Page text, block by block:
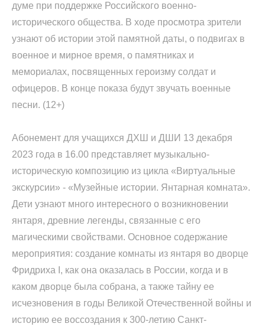
думе при поддержке Российского военно-
исторического общества. В ходе просмотра зрители
узнают об истории этой памятной даты, о подвигах в
военное и мирное время, о памятниках и
мемориалах, посвященных героизму солдат и
офицеров. В конце показа будут звучать военные
песни. (12+)
Абонемент для учащихся ДХШ и ДШИ 13 декабря
2023 года в 16.00 представляет музыкально-
историческую композицию из цикла «Виртуальные
экскурсии» - «Музейные истории. Янтарная комната».
Дети узнают много интересного о возникновении
янтаря, древние легенды, связанные с его
магическими свойствами. Основное содержание
мероприятия: создание комнаты из янтаря во дворце
Фридриха I, как она оказалась в России, когда и в
каком дворце была собрана, а также тайну ее
исчезновения в годы Великой Отечественной войны и
историю ее воссоздания к 300-летию Санкт-